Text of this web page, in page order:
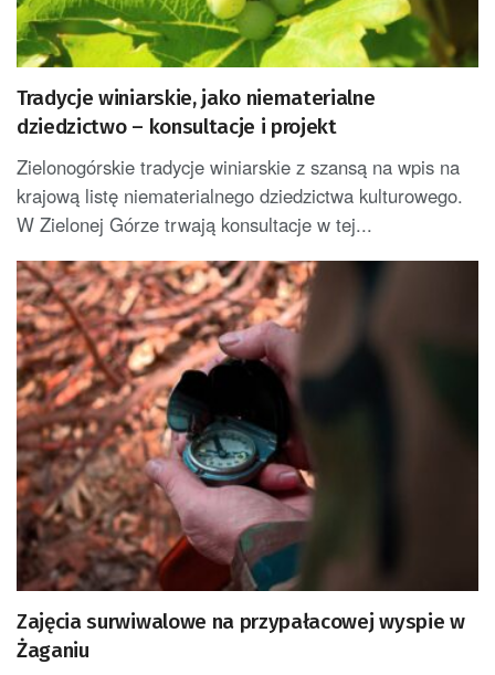
Tradycje winiarskie, jako niematerialne
dziedzictwo – konsultacje i projekt
Zielonogórskie tradycje winiarskie z szansą na wpis na
krajową listę niematerialnego dziedzictwa kulturowego.
W Zielonej Górze trwają konsultacje w tej...
Zajęcia surwiwalowe na przypałacowej wyspie w
Żaganiu